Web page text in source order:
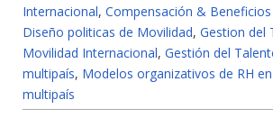
Internacional, Compensación &
Diseño politicas de Movilidad, Gestion del
Movilidad Internacional, Gestión del
multipaís, Modelos organizativos de RH
multipaís